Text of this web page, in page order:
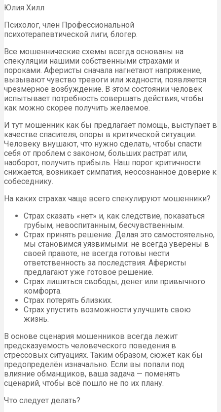
Юлия Хилл
Психолог, член Профессиональной
психотерапевтической лиги, блогер.
Все мошеннические схемы всегда основаны на
спекуляции нашими собственными страхами и
пороками. Аферисты сначала нагнетают напряжение,
вызывают чувство тревоги или жадности, появляется
чрезмерное возбуждение. В этом состоянии человек
испытывает потребность совершать действия, чтобы
как можно скорее получить желаемое.
И тут мошенник как бы предлагает помощь, выступает в
качестве спасителя, опоры в критической ситуации.
Человеку внушают, что нужно сделать, чтобы спасти
себя от проблем с законом, больших растрат или,
наоборот, получить прибыль. Наш порог критичности
снижается, возникает симпатия, неосознанное доверие к
собеседнику.
На каких страхах чаще всего спекулируют мошенники?
Страх сказать «нет» и, как следствие, показаться
грубым, невоспитанным, бесчувственным.
Страх принять решение. Делая это самостоятельно,
мы становимся уязвимыми: не всегда уверены в
своей правоте, не всегда готовы нести
ответственность за последствия. Аферисты
предлагают уже готовое решение.
Страх лишиться свободы, денег или привычного
комфорта.
Страх потерять близких.
Страх упустить возможности улучшить свою
жизнь.
В основе сценария мошенников всегда лежит
предсказуемость человеческого поведения в
стрессовых ситуациях. Таким образом, сюжет как бы
предопределён изначально. Если вы попали под
влияние обманщиков, ваша задача — поменять
сценарий, чтобы всё пошло не по их плану.
Что следует делать?